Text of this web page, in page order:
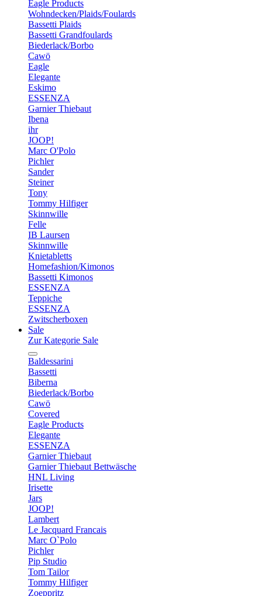
Eagle Products
Wohndecken/Plaids/Foulards
Bassetti Plaids
Bassetti Grandfoulards
Biederlack/Borbo
Cawö
Eagle
Elegante
Eskimo
ESSENZA
Garnier Thiebaut
Ibena
ihr
JOOP!
Marc O'Polo
Pichler
Sander
Steiner
Tony
Tommy Hilfiger
Skinnwille
Felle
IB Laursen
Skinnwille
Knietabletts
Homefashion/Kimonos
Bassetti Kimonos
ESSENZA
Teppiche
ESSENZA
Zwitscherboxen
Sale
Zur Kategorie Sale
Baldessarini
Bassetti
Biberna
Biederlack/Borbo
Cawö
Covered
Eagle Products
Elegante
ESSENZA
Garnier Thiebaut
Garnier Thiebaut Bettwäsche
HNL Living
Irisette
Jars
JOOP!
Lambert
Le Jacquard Francais
Marc O`Polo
Pichler
Pip Studio
Tom Tailor
Tommy Hilfiger
Zoeppritz